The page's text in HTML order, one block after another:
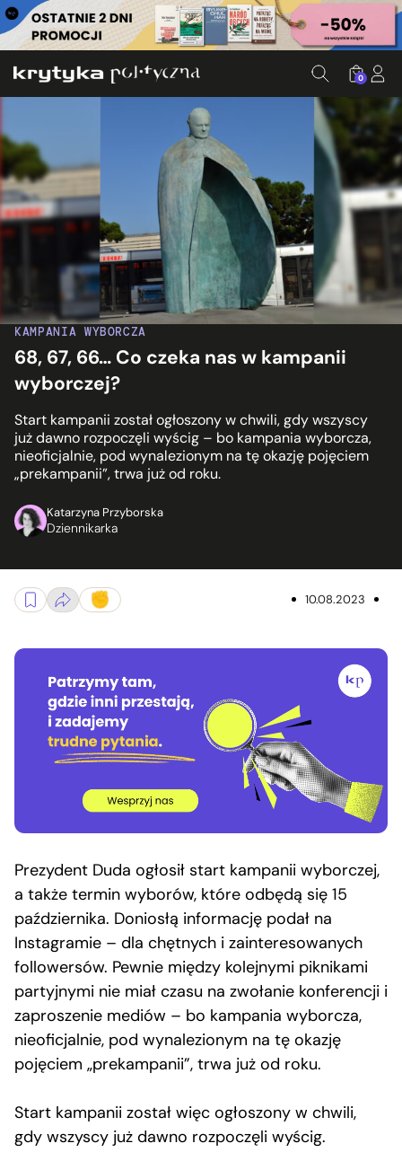
0
KAMPANIA WYBORCZA
68, 67, 66… Co czeka nas w kampanii
wyborczej?
Start kampanii został ogłoszony w chwili, gdy wszyscy
już dawno rozpoczęli wyścig – bo kampania wyborcza,
nieoficjalnie, pod wynalezionym na tę okazję pojęciem
„prekampanii”, trwa już od roku.
Katarzyna Przyborska
Dziennikarka
Pomnik Jana Pawła II na dworcu Termini w Rzymie. Fot.
10.08.2023
Prezydent Duda ogłosił start kampanii wyborczej,
a także termin wyborów, które odbędą się 15
października. Doniosłą informację podał na
Instagramie – dla chętnych i zainteresowanych
followersów. Pewnie między kolejnymi piknikami
partyjnymi nie miał czasu na zwołanie konferencji i
zaproszenie mediów – bo kampania wyborcza,
nieoficjalnie, pod wynalezionym na tę okazję
pojęciem „prekampanii”, trwa już od roku.
Start kampanii został więc ogłoszony w chwili,
gdy wszyscy już dawno rozpoczęli wyścig.